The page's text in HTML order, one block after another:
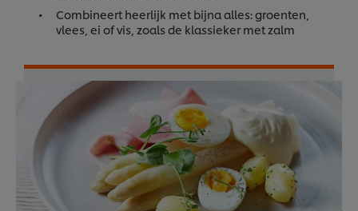
Combineert heerlijk met bijna alles: groenten,
vlees, ei of vis, zoals de klassieker met zalm